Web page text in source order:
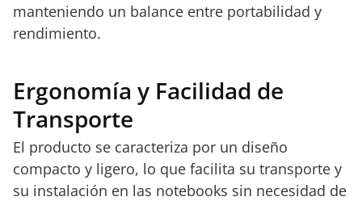
manteniendo un balance entre portabilidad y
rendimiento.
Ergonomía y Facilidad de
Transporte
El producto se caracteriza por un diseño
compacto y ligero, lo que facilita su transporte y
su instalación en las notebooks sin necesidad de